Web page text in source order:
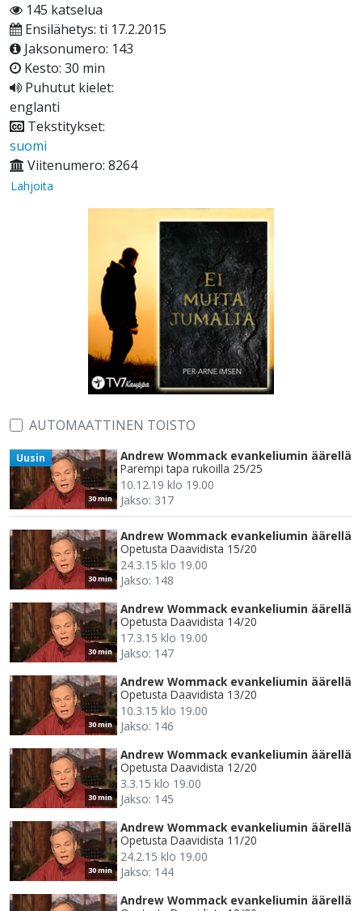
145 katselua
Ensilähetys: ti 17.2.2015
Jaksonumero: 143
Kesto: 30 min
Puhutut kielet:
englanti
Tekstitykset:
suomi
Viitenumero: 8264
Lahjoita
AUTOMAATTINEN TOISTO
30 min
Uusin
Andrew Wommack evankeliumin äärellä
Parempi tapa rukoilla 25/25
10.12.19 klo 19.00
Jakso: 317
30 min
Andrew Wommack evankeliumin äärellä
Opetusta Daavidista 15/20
24.3.15 klo 19.00
Jakso: 148
30 min
Andrew Wommack evankeliumin äärellä
Opetusta Daavidista 14/20
17.3.15 klo 19.00
Jakso: 147
30 min
Andrew Wommack evankeliumin äärellä
Opetusta Daavidista 13/20
10.3.15 klo 19.00
Jakso: 146
30 min
Andrew Wommack evankeliumin äärellä
Opetusta Daavidista 12/20
3.3.15 klo 19.00
Jakso: 145
30 min
Andrew Wommack evankeliumin äärellä
Opetusta Daavidista 11/20
24.2.15 klo 19.00
Jakso: 144
Andrew Wommack evankeliumin äärellä